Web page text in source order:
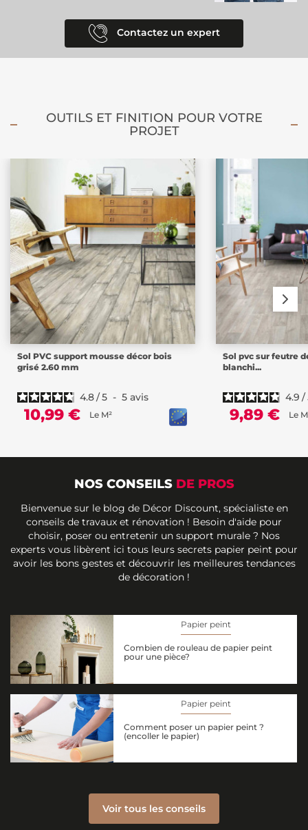
Contactez un expert
OUTILS ET FINITION POUR VOTRE
PROJET
Sol PVC support mousse décor bois
grisé 2.60 mm
4.8/5 - 5 avis
10,99 € Le M²
Sol pvc sur feutre
blanchi...
4.9 /
9,89 € Le
NOS CONSEILS DE PROS
Bienvenue sur le blog de Décor Discount, spécialiste en
conseils de travaux et rénovation ! Besoin d'aide pour
choisir, poser ou entretenir un support murale ? Nos
experts vous libèrent ici tous leurs secrets papier peint pour
avoir les bons gestes et découvrir les meilleures tendances
de décoration !
Papier peint
Combien de rouleau de papier peint
pour une pièce?
Papier peint
Comment poser un papier peint ?
(encoller le papier)
Voir tous les conseils